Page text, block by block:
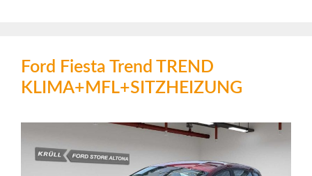
Ford Fiesta Trend TREND
KLIMA+MFL+SITZHEIZUNG